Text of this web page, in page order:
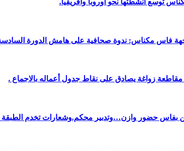
توسع انشطتها نحو أوروبا وافريقيا.
فاس مكناس: ندوة صحافية على هامش الدورة السادسة
مقاطعة زواغة يصادق على نقاط جدول أعماله بالاجماع .
بفاس حضور وازن…وتدبير محكم.وشعارات تخدم